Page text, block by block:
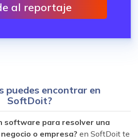
al reportaje
puedes encontrar en
SoftDoit?
software para resolver una
o empresa? en SoftDoit te